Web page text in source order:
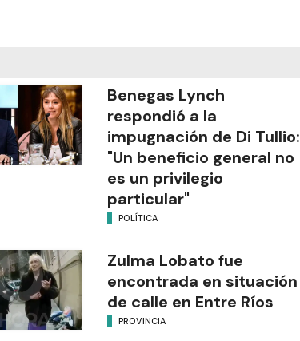
Benegas Lynch
respondió a la
impugnación de Di Tullio:
"Un beneficio general no
es un privilegio
particular"
POLÍTICA
Zulma Lobato fue
encontrada en situación
de calle en Entre Ríos
PROVINCIA